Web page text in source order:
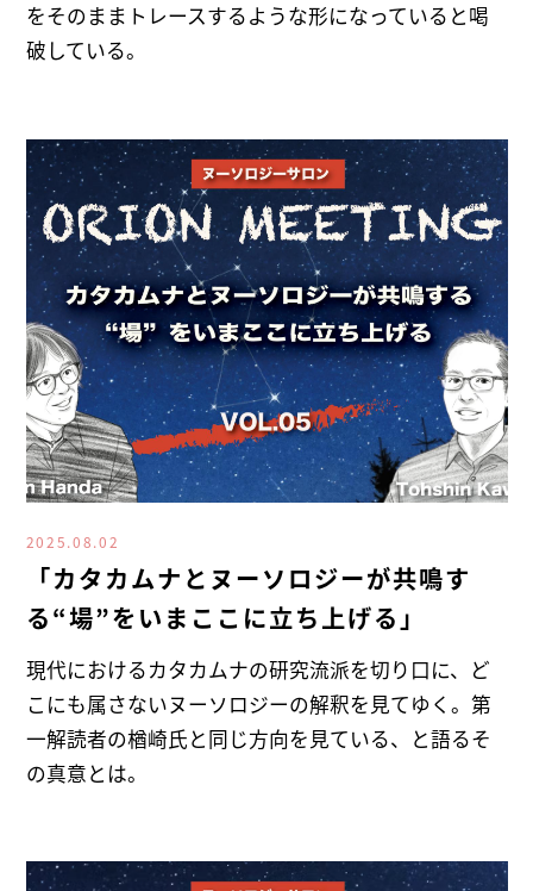
をそのままトレースするような形になっていると喝
破している。
2025.08.02
「カタカムナとヌーソロジーが共鳴す
る“場”をいまここに立ち上げる」
現代におけるカタカムナの研究流派を切り口に、ど
こにも属さないヌーソロジーの解釈を見てゆく。第
一解読者の楢崎氏と同じ方向を見ている、と語るそ
の真意とは。